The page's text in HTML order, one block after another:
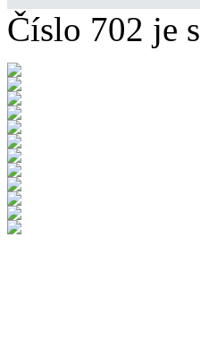
Číslo 702 je